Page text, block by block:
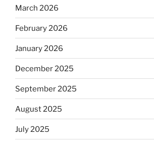
March 2026
February 2026
January 2026
December 2025
September 2025
August 2025
July 2025